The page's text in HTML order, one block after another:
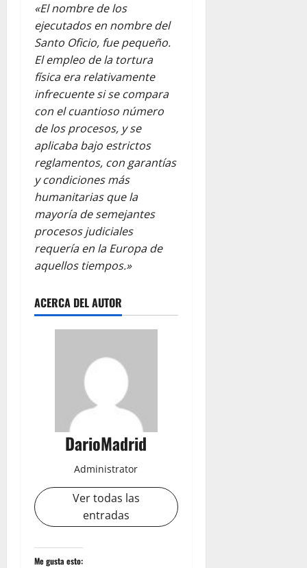
«El nombre de los
ejecutados en nombre del
Santo Oficio, fue pequeño.
El empleo de la tortura
física era relativamente
infrecuente si se compara
con el cuantioso número
de los procesos, y se
aplicaba bajo estrictos
reglamentos, con garantías
y condiciones más
humanitarias que la
mayoría de semejantes
procesos judiciales
requería en la Europa de
aquellos tiempos.»
ACERCA DEL AUTOR
DarioMadrid
Administrator
Ver todas las
entradas
Me gusta esto: